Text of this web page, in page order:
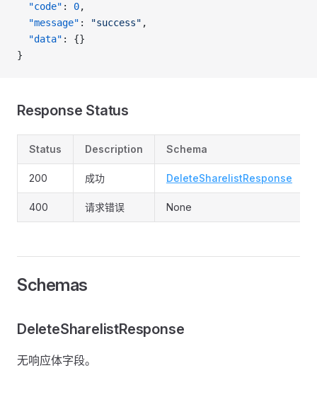
  "code"
: 0,
  "message"
: "success" ,
  "data"
: {}
}
Response Status
Status Description Schema
200 成功 DeleteSharelistResponse
400 请求错误 None
Schemas
DeleteSharelistResponse
无响应体字段。